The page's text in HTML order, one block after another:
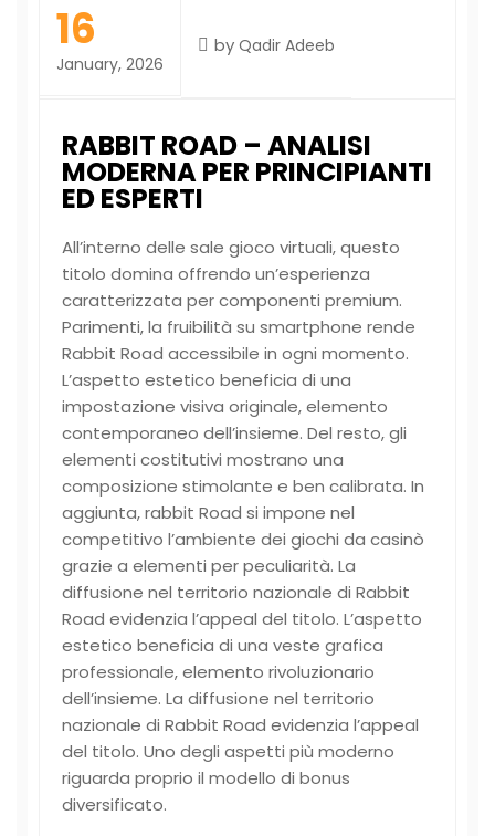
16
January, 2026
by Qadir Adeeb
RABBIT ROAD – ANALISI
MODERNA PER PRINCIPIANTI
ED ESPERTI
All’interno delle sale gioco virtuali, questo
titolo domina offrendo un’esperienza
caratterizzata per componenti premium.
Parimenti, la fruibilità su smartphone rende
Rabbit Road accessibile in ogni momento.
L’aspetto estetico beneficia di una
impostazione visiva originale, elemento
contemporaneo dell’insieme. Del resto, gli
elementi costitutivi mostrano una
composizione stimolante e ben calibrata. In
aggiunta, rabbit Road si impone nel
competitivo l’ambiente dei giochi da casinò
grazie a elementi per peculiarità. La
diffusione nel territorio nazionale di Rabbit
Road evidenzia l’appeal del titolo. L’aspetto
estetico beneficia di una veste grafica
professionale, elemento rivoluzionario
dell’insieme. La diffusione nel territorio
nazionale di Rabbit Road evidenzia l’appeal
del titolo. Uno degli aspetti più moderno
riguarda proprio il modello di bonus
diversificato.